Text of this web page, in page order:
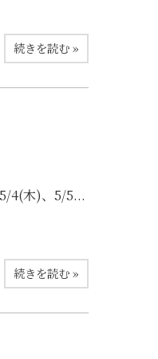
続きを読む »
4(木)、5/5...
続きを読む »